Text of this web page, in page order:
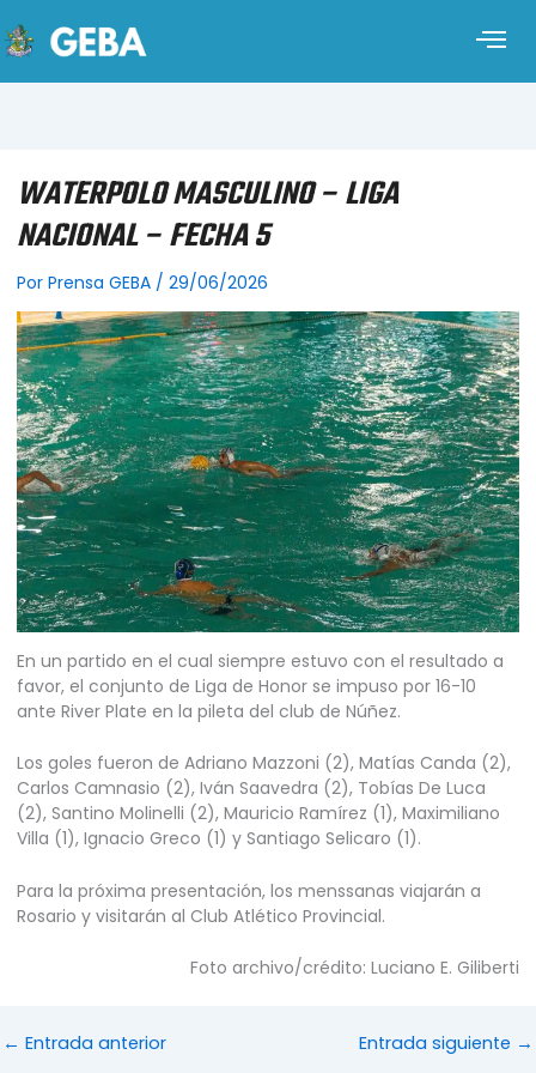
WATERPOLO MASCULINO – LIGA
NACIONAL – FECHA 5
Por Prensa GEBA / 29/06/2026
En un partido en el cual siempre estuvo con el resultado a
favor, el conjunto de Liga de Honor se impuso por 16-10
ante River Plate en la pileta del club de Núñez.
Los goles fueron de Adriano Mazzoni (2), Matías Canda (2),
Carlos Camnasio (2), Iván Saavedra (2), Tobías De Luca
(2), Santino Molinelli (2), Mauricio Ramírez (1), Maximiliano
Villa (1), Ignacio Greco (1) y Santiago Selicaro (1).
Para la próxima presentación, los menssanas viajarán a
Rosario y visitarán al Club Atlético Provincial.
Foto archivo/crédito: Luciano E. Giliberti
← Entrada anterior Entrada siguiente →